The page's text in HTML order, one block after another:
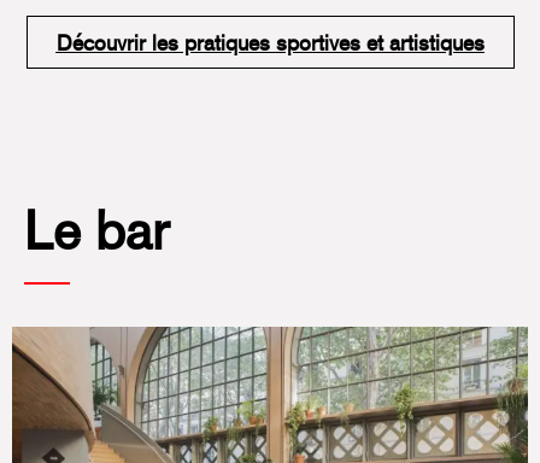
Découvrir les pratiques sportives et artistiques
Le bar